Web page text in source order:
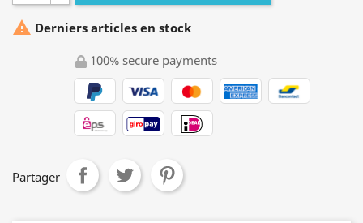
 Derniers articles en stock
100% secure payments
Partager